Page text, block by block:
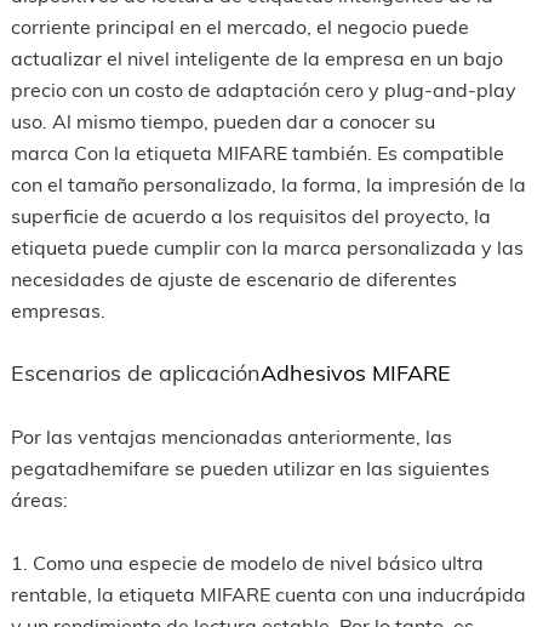
corriente principal en el mercado, el negocio puede
actualizar el nivel inteligente de la empresa en un bajo
precio con un costo de adaptación cero y plug-and-play
uso. Al mismo tiempo, pueden dar a conocer su
marca Con la etiqueta MIFARE también. Es compatible
con el tamaño personalizado, la forma, la impresión de la
superficie de acuerdo a los requisitos del proyecto, la
etiqueta puede cumplir con la marca personalizada y las
necesidades de ajuste de escenario de diferentes
empresas.
Escenarios de aplicaciónAdhesivos MIFARE
Por las ventajas mencionadas anteriormente, las
pegatadhemifare se pueden utilizar en las siguientes
áreas:
1. Como una especie de modelo de nivel básico ultra
rentable, la etiqueta MIFARE cuenta con una inducrápida